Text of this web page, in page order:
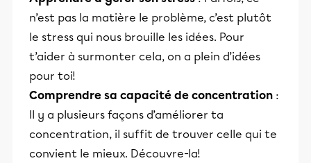
n’est pas la matière le problème, c’est plutôt
le stress qui nous brouille les idées. Pour
t’aider à surmonter cela, on a plein d’idées
pour toi!
Comprendre sa capacité de concentration :
Il y a plusieurs façons d’améliorer ta
concentration, il suffit de trouver celle qui te
convient le mieux. Découvre-la!